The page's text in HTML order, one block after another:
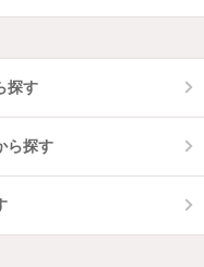
探す
ら探す